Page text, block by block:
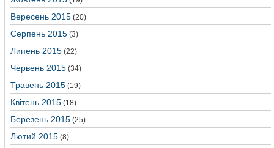
Вересень 2015 (20)
Серпень 2015 (3)
Липень 2015 (22)
Червень 2015 (34)
Травень 2015 (19)
Квітень 2015 (18)
Березень 2015 (25)
Лютий 2015 (8)